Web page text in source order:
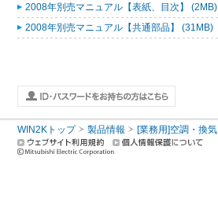
2008年別売マニュアル【表紙、目次】 (2MB)
2008年別売マニュアル【共通部品】 (31MB)
WIN2Kトップ 製品情報 [業務用]空調・換気